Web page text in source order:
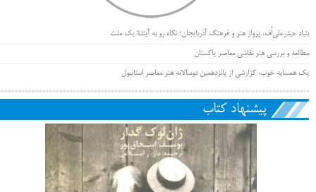
بنیاد حیدرعلی‌اُف، پرواز هنر و فرهنگ آذربایجان؛ نگاه رو به آیندۀ یک ملت
مطالعه و بررسی هنر نقاشی معاصر پاکستان
یک همسایه خوب، گزارشی از پانزدهمین دوسالانه هنر معاصر استانبول
پیشنهاد کتاب